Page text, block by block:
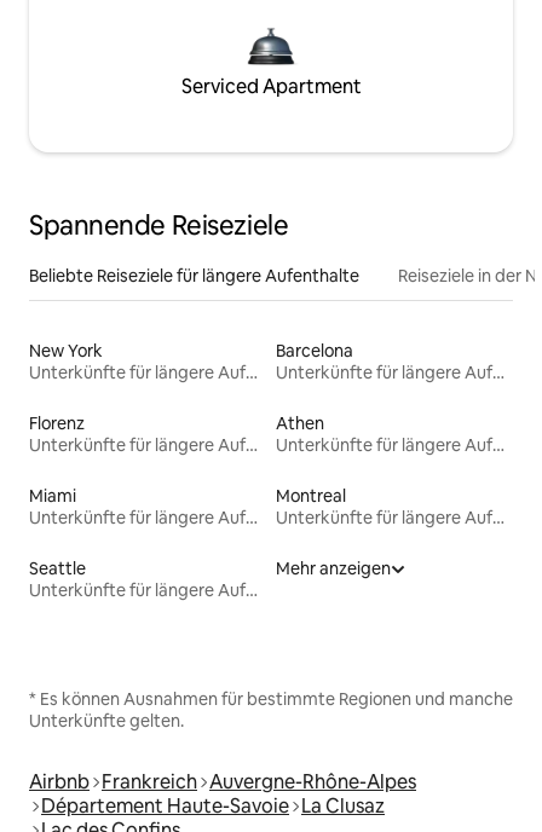
Serviced Apartment
Spannende Reiseziele
Beliebte Reiseziele für längere Aufenthalte Reiseziele in der
New York
Unterkünfte für längere Aufenthalte
Barcelona
Unterkünfte für längere Aufenthalte
Florenz
Unterkünfte für längere Aufenthalte
Athen
Unterkünfte für längere Aufenthalte
Miami
Unterkünfte für längere Aufenthalte
Montreal
Unterkünfte für längere Aufenthalte
Seattle
Unterkünfte für längere Aufenthalte
Mehr anzeigen
* Es können Ausnahmen für bestimmte Regionen und manche
Unterkünfte gelten.
Airbnb Frankreich Auvergne-Rhône-Alpes
Département Haute-Savoie La Clusaz